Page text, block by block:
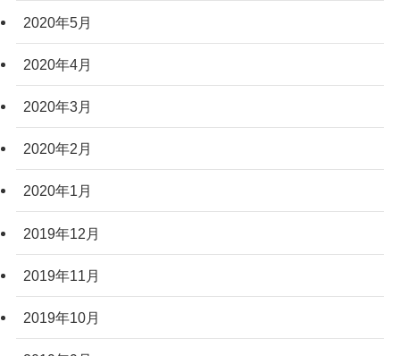
2020年5月
2020年4月
2020年3月
2020年2月
2020年1月
2019年12月
2019年11月
2019年10月